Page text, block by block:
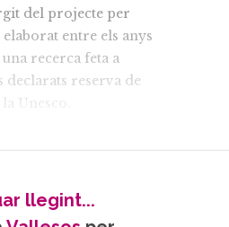
del projecte per
entre els anys
una recerca feta a
declarats reserva de
Unesco.
el projecte va
de la
el Museu
llegint...